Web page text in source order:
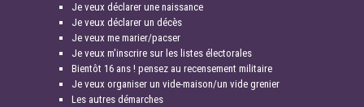
Je veux déclarer une naissance
Je veux déclarer un décès
Je veux me marier/pacser
Je veux m'inscrire sur les listes électorales
Bientôt 16 ans ! pensez au recensement militaire
Je veux organiser un vide-maison/un vide grenier
Les autres démarches